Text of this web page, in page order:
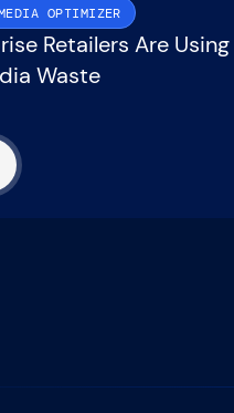
OPTIMIZER
Retailers Are Using
Waste